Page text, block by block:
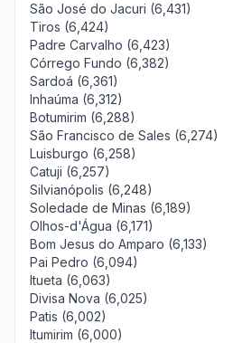
São José do Jacuri (6,431)
Tiros (6,424)
Padre Carvalho (6,423)
Córrego Fundo (6,382)
Sardoá (6,361)
Inhaúma (6,312)
Botumirim (6,288)
São Francisco de Sales (6,274)
Luisburgo (6,258)
Catuji (6,257)
Silvianópolis (6,248)
Soledade de Minas (6,189)
Olhos-d'Água (6,171)
Bom Jesus do Amparo (6,133)
Pai Pedro (6,094)
Itueta (6,063)
Divisa Nova (6,025)
Patis (6,002)
Itumirim (6,000)